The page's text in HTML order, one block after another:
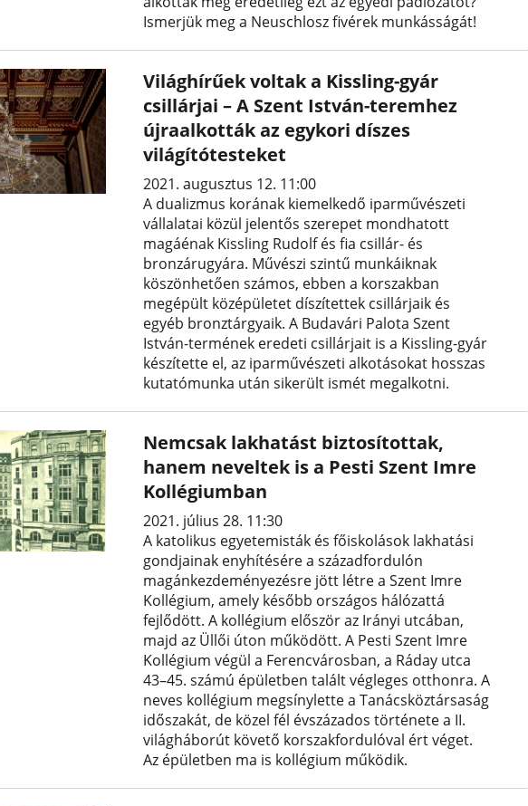
Ismerjük meg a Neuschlosz fivérek munkásságát!
Világhírűek voltak a Kissling-gyár
csillárjai – A Szent István-teremhez
újraalkották az egykori díszes
világítótesteket
2021. augusztus 12. 11:00
A dualizmus korának kiemelkedő iparművészeti
vállalatai közül jelentős szerepet mondhatott
magáénak Kissling Rudolf és fia csillár- és
bronzárugyára. Művészi szintű munkáiknak
köszönhetően számos, ebben a korszakban
megépült középületet díszítettek csillárjaik és
egyéb bronztárgyaik. A Budavári Palota Szent
István-termének eredeti csillárjait is a Kissling-gyár
készítette el, az iparművészeti alkotásokat hosszas
kutatómunka után sikerült ismét megalkotni.
Nemcsak lakhatást biztosítottak,
hanem neveltek is a Pesti Szent Imre
Kollégiumban
2021. július 28. 11:30
A katolikus egyetemisták és főiskolások lakhatási
gondjainak enyhítésére a századfordulón
magánkezdeményezésre jött létre a Szent Imre
Kollégium, amely később országos hálózattá
fejlődött. A kollégium először az Irányi utcában,
majd az Üllői úton működött. A Pesti Szent Imre
Kollégium végül a Ferencvárosban, a Ráday utca
43–45. számú épületben talált végleges otthonra. A
neves kollégium megsínylette a Tanácsköztársaság
időszakát, de közel fél évszázados története a II.
világháborút követő korszakfordulóval ért véget.
Az épületben ma is kollégium működik.